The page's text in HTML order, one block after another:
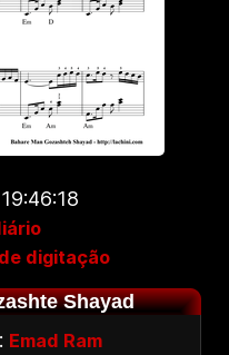
digitação
Shayad
Emad Ram